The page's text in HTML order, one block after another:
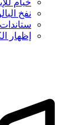
خيام
نفخ
إظهار